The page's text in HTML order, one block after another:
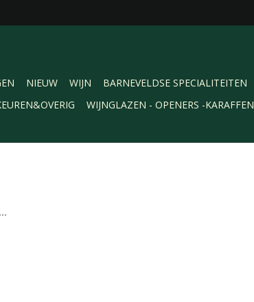
NIEUW WIJN BARNEVELDSE SPECIALITEITEN
WIJNGLAZEN - OPENERS -KARAFFEN